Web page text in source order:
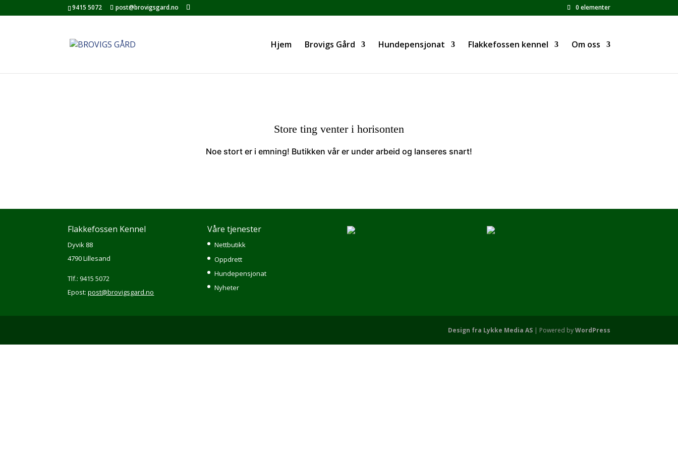
9415 5072 post@brovigsgard.no 0 elementer
Hjem Brovigs Gård Hundepensjonat Flakkefossen kennel Om oss
Store ting venter i horisonten
Noe stort er i emning! Butikken vår er under arbeid og lanseres snart!
Flakkefossen Kennel
Dyvik 88
4790 Lillesand
Tlf.: 9415 5072
Epost:post@brovigsgard.no
Våre tjenester
Nettbutikk
Oppdrett
Hundepensjonat
Nyheter
Design fra Lykke Media AS| Powered byWordPress